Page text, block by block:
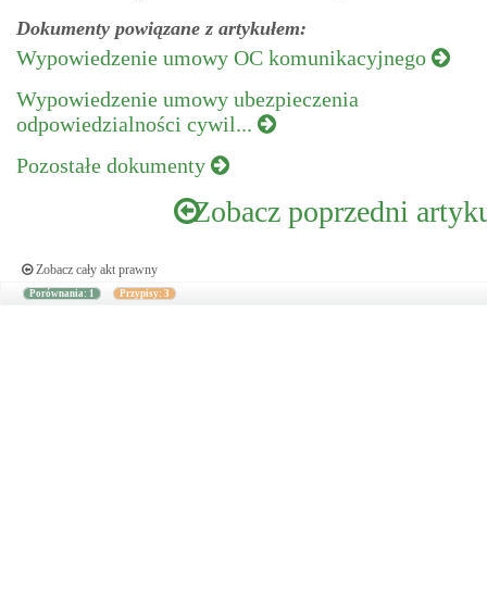
Dokumenty powiązane z artykułem:
Wypowiedzenie umowy OC komunikacyjnego
Wypowiedzenie umowy ubezpieczenia
odpowiedzialności cywil...
Pozostałe dokumenty
Zobacz poprzedni
Zobacz cały akt prawny
Porównania: 1 Przypisy: 3